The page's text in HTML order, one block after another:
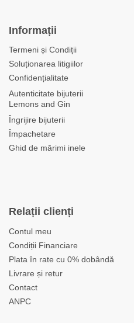
Informații
Termeni și Condiții
Soluționarea litigiilor
Confidențialitate
Autenticitate bijuterii
Lemons and Gin
Îngrijire bijuterii
Împachetare
Ghid de mărimi inele
Relații clienți
Contul meu
Condiții Financiare
Plata în rate cu 0% dobândă
Livrare și retur
Contact
ANPC